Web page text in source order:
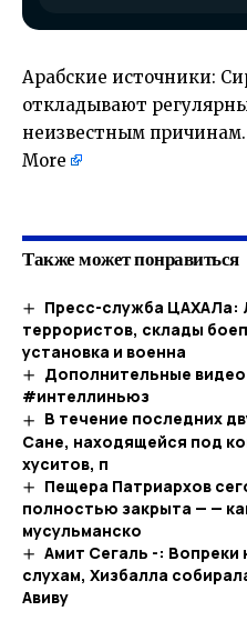
Арабские источники:
откладывают
неизвестным
More
Также может понравиться
Пресс-служба ЦАХАЛа:
террористов, склады
установка и военна
Дополнительные
#интеллиньюз
В течение последних
Сане, находящейся под
хуситов, п
Пещера Патриархов
полностью закрыта — —
мусульманско
Амит Сегаль -: Вопреки
слухам, Хизбалла
Авиву